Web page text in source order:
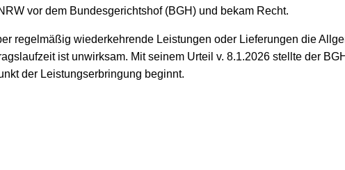
vor dem Bundesgerichtshof (BGH) und bekam Recht.
regelmäßig wiederkehrende Leistungen oder Lieferungen die
ist unwirksam. Mit seinem Urteil v. 8.1.2026 stellte der
der Leistungserbringung beginnt.